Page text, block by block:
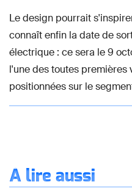
Le design pourrait
connaît enfin la date de
électrique : ce sera le 9
l'une des toutes
positionnées sur le
À lire aussi